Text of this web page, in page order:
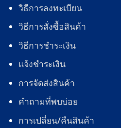
วิธีการลงทะเบียน
วิธีการสั่งซื้อสินค้า
วิธีการชำระเงิน
แจ้งชำระเงิน
การจัดส่งสินค้า
คำถามที่พบบ่อย
การเปลี่ยน/คืนสินค้า